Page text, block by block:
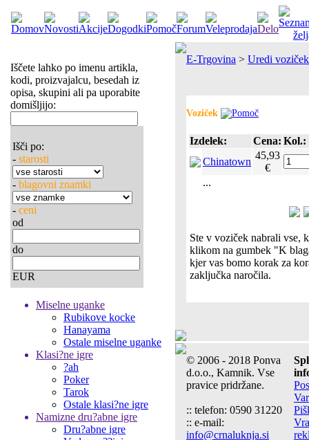
Iščete lahko po imenu artikla,
kodi, proizvajalcu, besedah iz
opisa, skupini ali pa uporabite
domišljijo:
Išči po:
- starosti
- blagovni znamki
- ceni
od
do
EUR
Miselne uganke
Rubikove kocke
Hanayama
Ostale miselne uganke
Klasi?ne igre
?ah
Poker
Tarok
Ostale klasi?ne igre
Namizne dru?abne igre
Dru?abne igre
E-Trgovina > Uredi voziček
Voziček
Izdelek: Cena: Kol.:
Chinatown
45,93
€
...
Ste v voziček nabrali vse,
klikom na gumbek "K
kjer vas bomo korak za
zaključka naročila.
© 2006 - 2018 Ponva
d.o.o., Kamnik. Vse
pravice pridržane.
:: telefon: 0590 31220
:: e-mail:
info@crnaluknja.si